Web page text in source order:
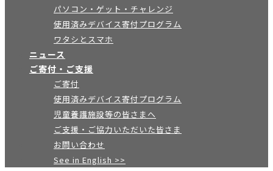
パソコン・ゲット・チャレンジ
使用済みデバイス寄付プログラム
ワタシとスマホ
ニュース
ご寄付・ご支援
ご寄付
使用済みデバイス寄付プログラム
児童養護施設等の皆さまへ
ご支援・ご協力いただいた皆さま
お問い合わせ
See in English >>